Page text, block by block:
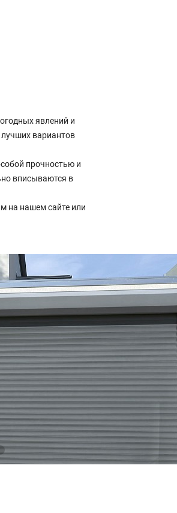
явлений и
вариантов
прочностью и
вписываются в
на нашем сайте или